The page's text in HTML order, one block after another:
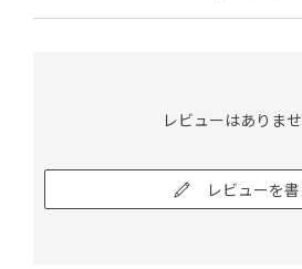
レビューはありませ
レビューを書